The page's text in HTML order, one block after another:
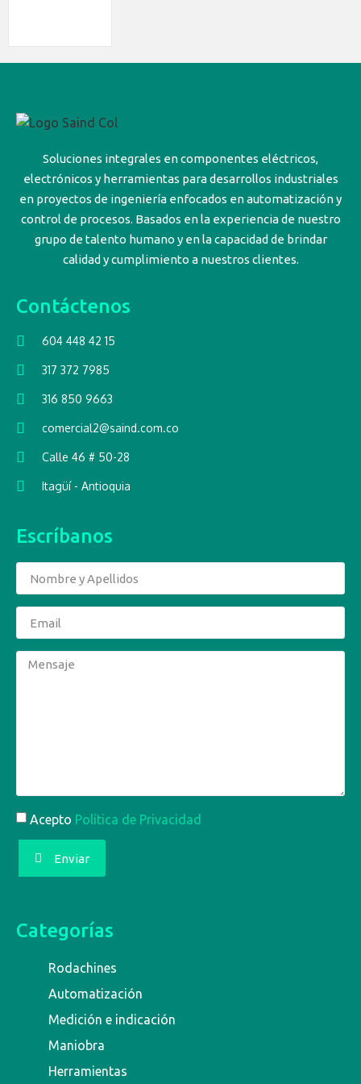
Soluciones integrales en componentes eléctricos,
electrónicos y herramientas para desarrollos industriales
en proyectos de ingeniería enfocados en automatización y
control de procesos. Basados en la experiencia de nuestro
grupo de talento humano y en la capacidad de brindar
calidad y cumplimiento a nuestros clientes.
Contáctenos
604 448 42 15
317 372 7985
316 850 9663
comercial2@saind.com.co
Calle 46 # 50-28
Itagüí - Antioquia
Escríbanos
Acepto Política de Privacidad
Enviar
Categorías
Rodachines
Automatización
Medición e indicación
Maniobra
Herramientas